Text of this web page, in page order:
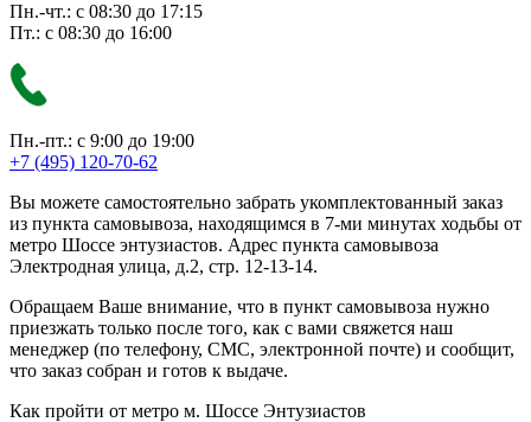
Пн.-чт.: с 08:30 до 17:15
Пт.: с 08:30 до 16:00
Пн.-пт.: с 9:00 до 19:00
+7 (495) 120-70-62
Вы можете самостоятельно забрать укомплектованный заказ
из пункта самовывоза, находящимся в 7-ми минутах ходьбы от
метро Шоссе энтузиастов. Адрес пункта самовывоза
Электродная улица, д.2, стр. 12-13-14.
Обращаем Ваше внимание, что в пункт самовывоза нужно
приезжать только после того, как с вами свяжется наш
менеджер (по телефону, СМС, электронной почте) и сообщит,
что заказ собран и готов к выдаче.
Как пройти от метро м. Шоссе Энтузиастов